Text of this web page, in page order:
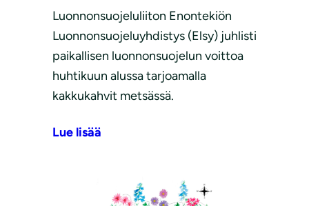
Luonnonsuojeluliiton Enontekiön
Luonnonsuojeluyhdistys (Elsy) juhlisti
paikallisen luonnonsuojelun voittoa
huhtikuun alussa tarjoamalla
kakkukahvit metsässä.
Lue lisää